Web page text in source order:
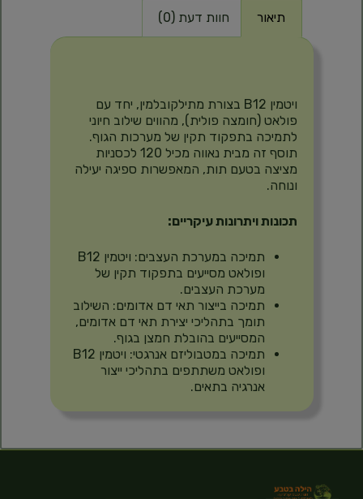
תיאור חוות דעת (0)
ויטמין B12 בצורת מתילקובלמין, יחד עם
פולאט (חומצה פולית), מהווים שילוב חיוני
לתמיכה בתפקוד תקין של מערכות הגוף.
תוסף זה מבית נאווה מכיל 120 לכסניות
מציצה בטעם תות, המאפשרות ספיגה יעילה
ונוחה.
תכונות ויתרונות עיקריים:
תמיכה במערכת העצבים: ויטמין B12
ופולאט מסייעים בתפקוד תקין של
מערכת העצבים.
תמיכה בייצור תאי דם אדומים: השילוב
תומך בתהליכי יצירת תאי דם אדומים,
המסייעים בהובלת חמצן בגוף.
תמיכה במטבוליזם אנרגטי: ויטמין B12
ופולאט משתתפים בתהליכי ייצור
אנרגיה בתאים.